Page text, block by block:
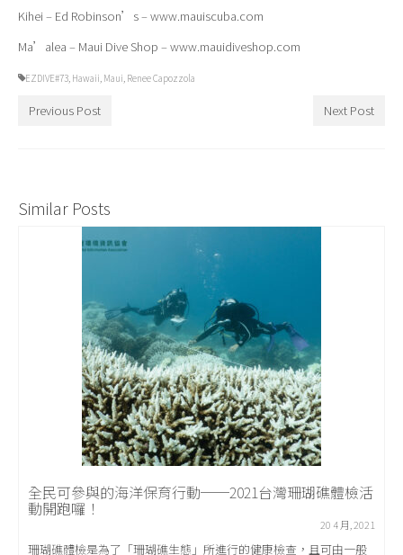
Kihei – Ed Robinson’s – www.mauiscuba.com
Ma’alea – Maui Dive Shop – www.mauidiveshop.com
EZDIVE#73 Hawaii Maui Renee Capozzola
Previous Post Next Post
Similar Posts
全民可參與的海洋保育行動──2021台灣珊瑚礁體檢活
動開跑囉！
20 4 月, 2021
珊瑚礁體檢是為了「珊瑚礁生態」所進行的健康檢查，且可由一般